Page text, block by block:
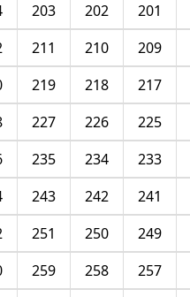
201
202
203
209
210
211
217
218
219
225
226
227
233
234
235
241
242
243
249
250
251
257
258
259